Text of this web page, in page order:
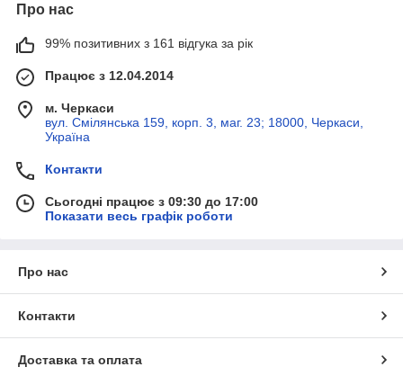
Про нас
99% позитивних з 161 відгука за рік
Працює з 12.04.2014
м. Черкаси
вул. Смілянська 159, корп. 3, маг. 23; 18000, Черкаси,
Україна
Контакти
Сьогодні працює з 09:30 до 17:00
Показати весь графік роботи
Про нас
Контакти
Доставка та оплата